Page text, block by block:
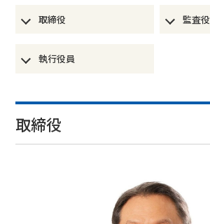
取締役 監査役
執行役員
取締役